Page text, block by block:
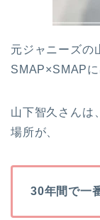
元ジャニーズの
SMAP×SMAPに
山下智久さんは
場所が、
30年間で一